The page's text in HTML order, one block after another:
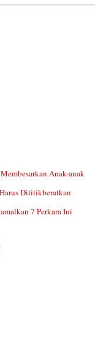
Anak-anak
Dititikberatkan
7 Perkara Ini